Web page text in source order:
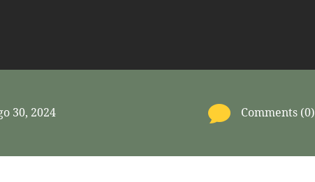
30, 2024  Comments (0)